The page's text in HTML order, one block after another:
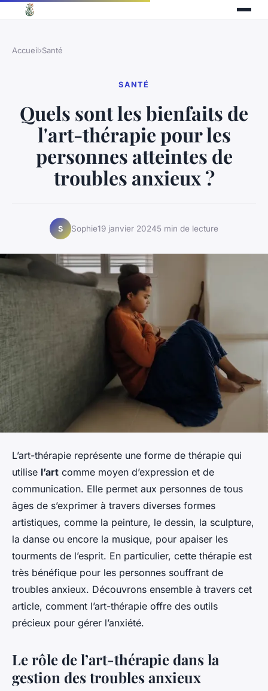
Accueil›Santé
SANTÉ
Quels sont les bienfaits de
l'art-thérapie pour les
personnes atteintes de
troubles anxieux ?
S Sophie19 janvier 20245 min de lecture
L’art-thérapie représente une forme de thérapie qui
utilise l’art comme moyen d’expression et de
communication. Elle permet aux personnes de tous
âges de s’exprimer à travers diverses formes
artistiques, comme la peinture, le dessin, la sculpture,
la danse ou encore la musique, pour apaiser les
tourments de l’esprit. En particulier, cette thérapie est
très bénéfique pour les personnes souffrant de
troubles anxieux. Découvrons ensemble à travers cet
article, comment l’art-thérapie offre des outils
précieux pour gérer l’anxiété.
Le rôle de l’art-thérapie dans la
gestion des troubles anxieux